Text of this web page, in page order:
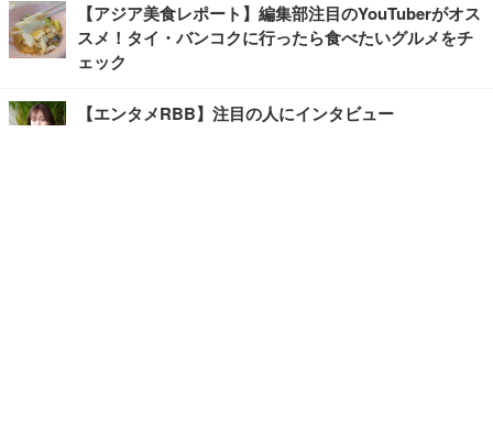
【アジア美食レポート】編集部注目のYouTuberがオス
スメ！タイ・バンコクに行ったら食べたいグルメをチ
ェック
【エンタメRBB】注目の人にインタビュー